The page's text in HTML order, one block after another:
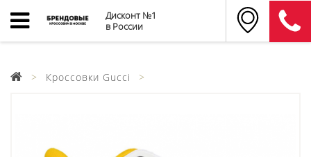
Дисконт №1
в России
Кроссовки Gucci